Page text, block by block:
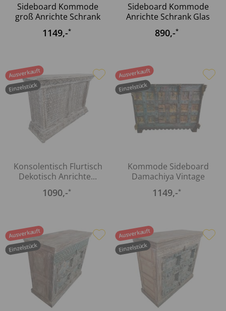
Sideboard Kommode
groß Anrichte Schrank
Design...
1149,-*
Sideboard Kommode
Anrichte Schrank Glas
Design...
890,-*
Ausverkauft
Einzelstück
Konsolentisch Flurtisch
Dekotisch Anrichte...
1090,-*
Ausverkauft
Einzelstück
Kommode Sideboard
Damachiya Vintage
Taste of...
1149,-*
Ausverkauft
Einzelstück
Ausverkauft
Einzelstück